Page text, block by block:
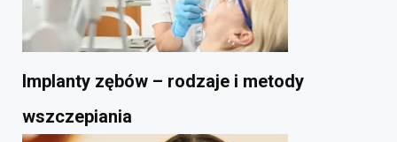
Implanty zębów – rodzaje i metody
wszczepiania